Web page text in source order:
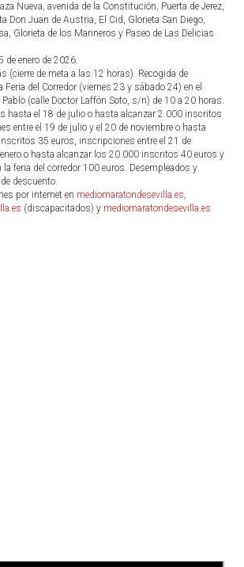
Nueva, avenida de la Constitución, Puerta de Jerez,
Don Juan de Austria, El Cid, Glorieta San Diego,
Glorieta de los Marineros y Paseo de Las Delicias
de enero de 2026.
(cierre de meta a las 12 horas). Recogida de
Feria del Corredor (viernes 23 y sábado 24) en el
Pablo (calle Doctor Laffón Soto, s/n) de 10 a 20 horas.
hasta el 18 de julio o hasta alcanzar 2.000 inscritos
entre el 19 de julio y el 20 de noviembre o hasta
35 euros, inscripciones entre el 21 de
o hasta alcanzar los 20.000 inscritos 40 euros y
la feria del corredor 100 euros. Desempleados y
descuento.
por internet en mediomaratondesevilla.es,
(discapacitados) y mediomaratondesevilla.es